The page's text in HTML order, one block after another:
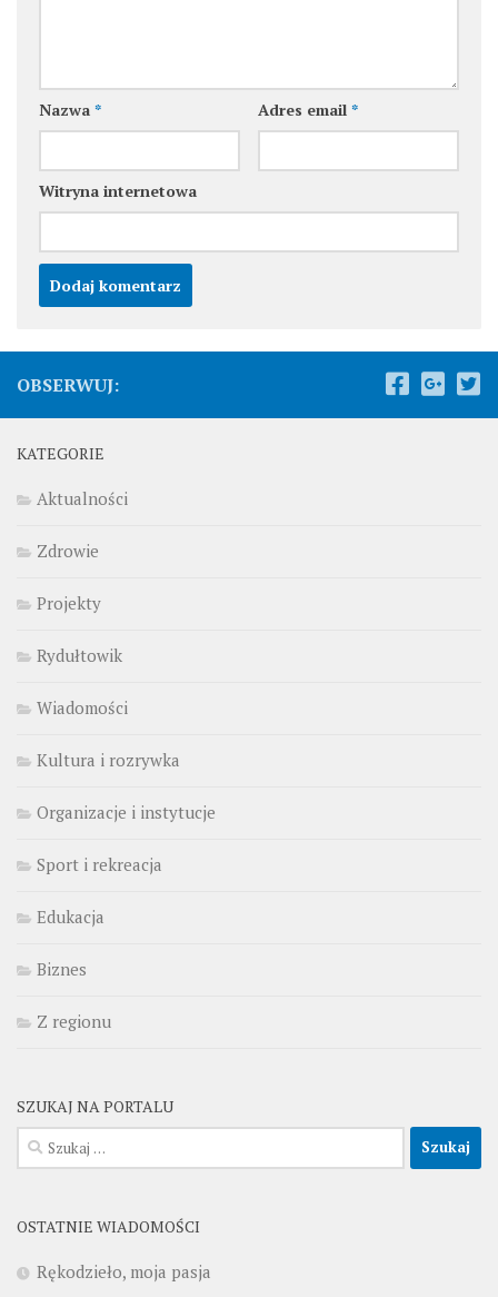
Nazwa * Adres email *
Witryna internetowa
OBSERWUJ:
KATEGORIE
Aktualności
Zdrowie
Projekty
Rydułtowik
Wiadomości
Kultura i rozrywka
Organizacje i instytucje
Sport i rekreacja
Edukacja
Biznes
Z regionu
SZUKAJ NA PORTALU
Szukaj:
OSTATNIE WIADOMOŚCI
Rękodzieło, moja pasja